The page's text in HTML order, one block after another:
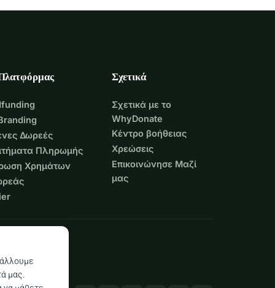
Δωρεές
Πληρωμής
Χρημάτων
Σχετικά
Σχετικά με το
WhyDonate
Κέντρο βοήθειας
Χρεώσεις
Επικοινώνησε Μαζί
μας
μας.